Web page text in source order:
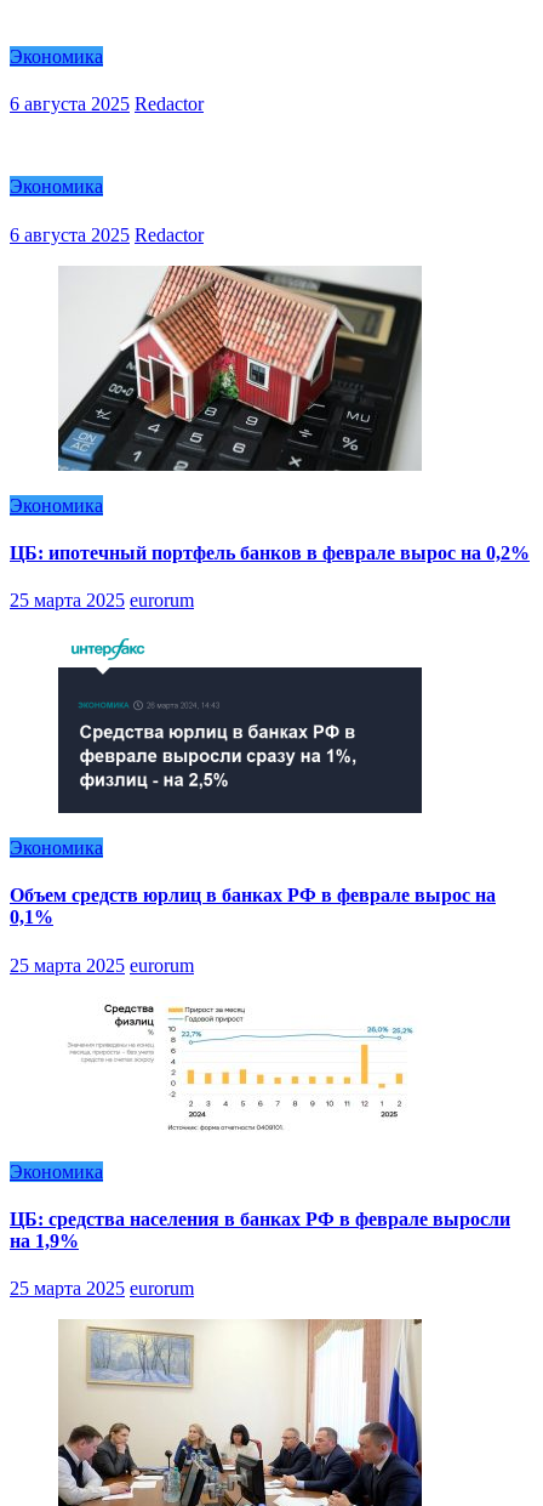
Экономика
6 августа 2025 Redactor
Экономика
6 августа 2025 Redactor
Экономика
ЦБ: ипотечный портфель банков в феврале вырос на 0,2%
25 марта 2025 eurorum
Экономика
Объем средств юрлиц в банках РФ в феврале вырос на
0,1%
25 марта 2025 eurorum
Экономика
ЦБ: средства населения в банках РФ в феврале выросли
на 1,9%
25 марта 2025 eurorum